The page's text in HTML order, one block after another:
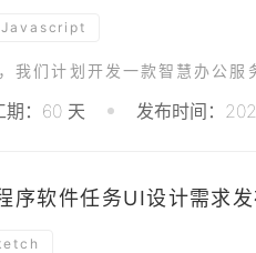
Javascript
我们计划开发一款智慧办公服
期：60 天 发布时间：
序软件任务UI设计需求发